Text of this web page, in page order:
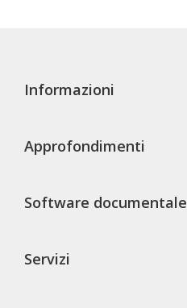
Informazioni
Approfondimenti
Software documentale
Servizi